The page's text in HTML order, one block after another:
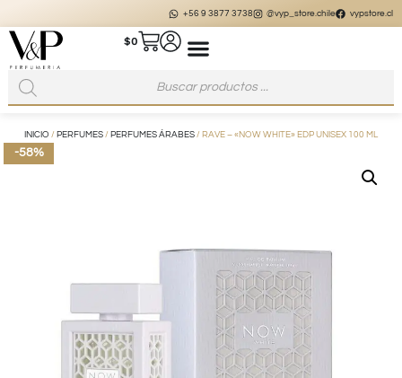
+56 9 3877 3738 @vyp_store.chile vypstore.cl
$0
INICIO / PERFUMES / PERFUMES ÁRABES / RAVE – «NOW WHITE» EDP UNISEX 100 ML
-58%